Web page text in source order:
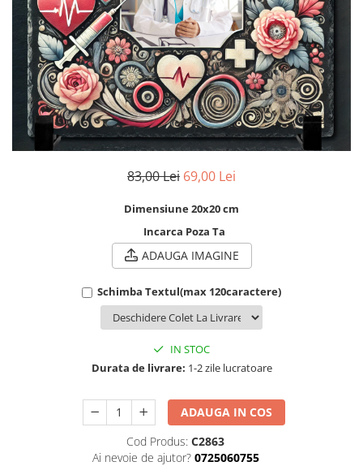
Cadouri Fiu/Fiică
Cadouri Bunici
Cadouri Cumnați
Cadouri Pisici/Câini
Cadouri Meserii&Hobby
Cadouri Apicultori
Cadouri Avocati/Juristi
Cadouri Doctori/Asistente
Cadouri Ingineri
Cadouri Motociclisti
Cadouri Pompieri
Cadouri Soferi/Mecanici
Cadouri Stomatologi
83,00 Lei 69,00 Lei
Dimensiune 20x20 cm
Incarca Poza Ta
ADAUGA IMAGINE
Schimba Textul(max 120caractere)
IN STOC
Durata de livrare: 1-2 zile lucratoare
ADAUGA IN COS
Cod Produs: C2863
Ai nevoie de ajutor? 0725060755